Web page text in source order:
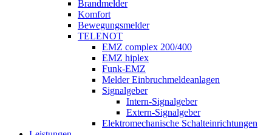
Brandmelder
Komfort
Bewegungsmelder
TELENOT
EMZ complex 200/400
EMZ hiplex
Funk-EMZ
Melder Einbruchmeldeanlagen
Signalgeber
Intern-Signalgeber
Extern-Signalgeber
Elektromechanische Schalteinrichtungen